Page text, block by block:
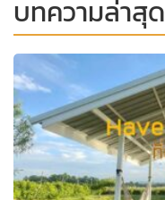
บทความล่าสุด